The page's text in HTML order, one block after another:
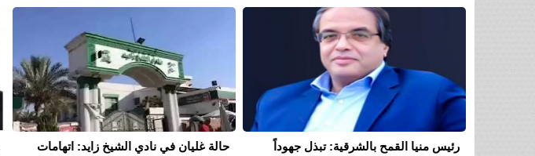
رئيس منيا القمح بالشرقية: تبذل جهوداً
حالة غليان في نادي الشيخ زايد: اتهامات